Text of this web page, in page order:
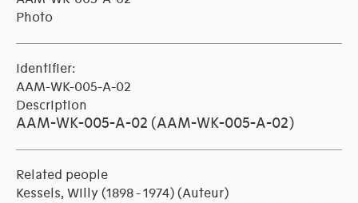
Photo
Identifier:
AAM-WK-005-A-02
Description
AAM-WK-005-A-02 (AAM-WK-005-A-02)
Related people
Kessels, Willy (1898 - 1974) (Auteur)